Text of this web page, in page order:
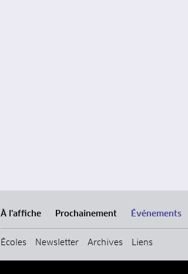
À l’affiche Prochainement Événements
Écoles Newsletter Archives Liens